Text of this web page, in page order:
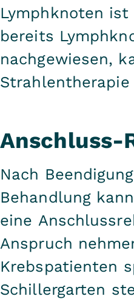
Lymphknoten ist
bereits
nachgewiesen,
Anschluss-
Nach
Behandlung
eine
Anspruch
Krebspatienten
Schillergarten